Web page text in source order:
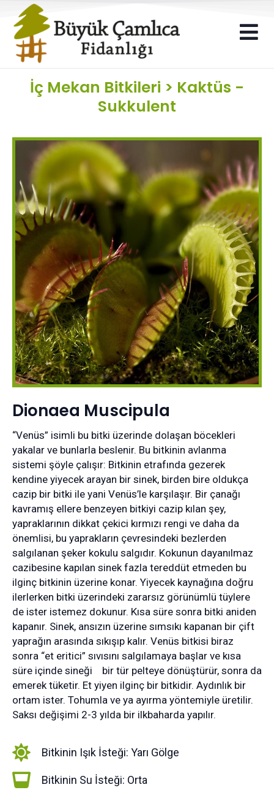
İç Mekan Bitkileri > Kaktüs -
Sukkulent
Dionaea Muscipula
“Venüs” isimli bu bitki üzerinde dolaşan böcekleri
yakalar ve bunlarla beslenir. Bu bitkinin avlanma
sistemi şöyle çalışır: Bitkinin etrafında gezerek
kendine yiyecek arayan bir sinek, birden bire oldukça
cazip bir bitki ile yani Venüs’le karşılaşır. Bir çanağı
kavramış ellere benzeyen bitkiyi cazip kılan şey,
yapraklarının dikkat çekici kırmızı rengi ve daha da
önemlisi, bu yaprakların çevresindeki bezlerden
salgılanan şeker kokulu salgıdır. Kokunun dayanılmaz
cazibesine kapılan sinek fazla tereddüt etmeden bu
ilginç bitkinin üzerine konar. Yiyecek kaynağına doğru
ilerlerken bitki üzerindeki zararsız görünümlü tüylere
de ister istemez dokunur. Kısa süre sonra bitki aniden
kapanır. Sinek, ansızın üzerine sımsıkı kapanan bir çift
yaprağın arasında sıkışıp kalır. Venüs bitkisi biraz
sonra “et eritici” sıvısını salgılamaya başlar ve kısa
süre içinde sineği bir tür pelteye dönüştürür, sonra da
emerek tüketir. Et yiyen ilginç bir bitkidir. Aydınlık bir
ortam ister. Tohumla ve ya ayırma yöntemiyle üretilir.
Saksı değişimi 2-3 yılda bir ilkbaharda yapılır.
Bitkinin Işık İsteği: Yarı Gölge
Bitkinin Su İsteği: Orta